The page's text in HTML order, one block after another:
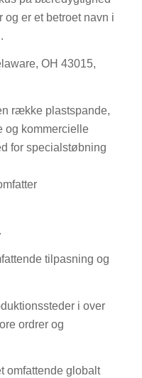
er et betroet navn i
OH 43015,
række plastspande,
og kommercielle
for specialstøbning
.
tilpasning og
i over
ordrer og
omfattende globalt